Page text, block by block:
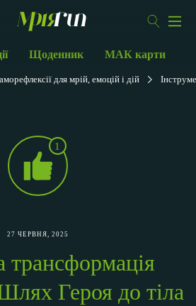
1
27 ЧЕРВНЯ, 2025
трансформація
Героя до тіла
Щоденник МАК карти
для мрій, емоцій і дій